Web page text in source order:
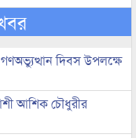
দিবস উপলক্ষে
আশিক চৌধুরীর